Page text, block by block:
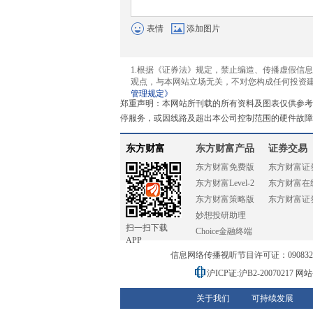
表情 添加图片
1.根据《证券法》规定，禁止编造、传播虚假信
观点，与本网站立场无关，不对您构成任何投资
管理规定》
郑重声明：本网站所刊载的所有资料及图表仅供参
停服务，或因线路及超出本公司控制范围的硬件故
东方财富
扫一扫下载
APP
东方财富产品
东方财富免费版
东方财富Level-2
东方财富策略版
妙想投研助理
Choice金融终端
证券交易
东方财富证
东方财富在
东方财富证
信息网络传播视听节目许可证：
沪ICP证:沪B2-20070217 网
关于我们 可持续发展